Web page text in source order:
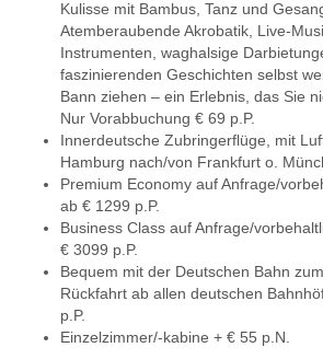
Kulisse mit Bambus, Tanz und
Atemberaubende Akrobatik, Live-
Instrumenten, waghalsige
faszinierenden Geschichten selbst
Bann ziehen – ein Erlebnis, das Sie
Nur Vorabbuchung € 69 p.P.
Innerdeutsche Zubringerflüge, mit
Hamburg nach/von Frankfurt o.
Premium Economy auf Anfrage/
ab € 1299 p.P.
Business Class auf Anfrage/
€ 3099 p.P.
Bequem mit der Deutschen Bahn
Rückfahrt ab allen deutschen
p.P.
Einzelzimmer/-kabine + € 55 p.N.